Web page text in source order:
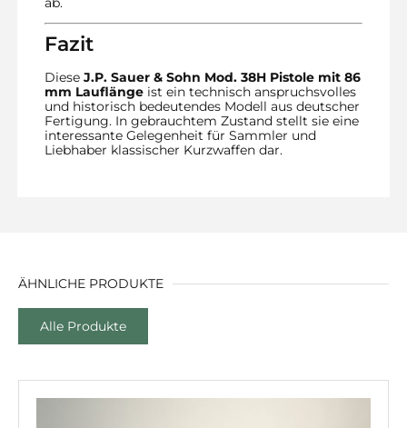
Fazit
Diese J.P. Sauer & Sohn Mod. 38H Pistole mit 86
mm Lauflängeist ein technisch anspruchsvolles
und historisch bedeutendes Modell aus deutscher
Fertigung. In gebrauchtem Zustand stellt sie eine
interessante Gelegenheit für Sammler und
Liebhaber klassischer Kurzwaffen dar.
ÄHNLICHE PRODUKTE
Alle Produkte